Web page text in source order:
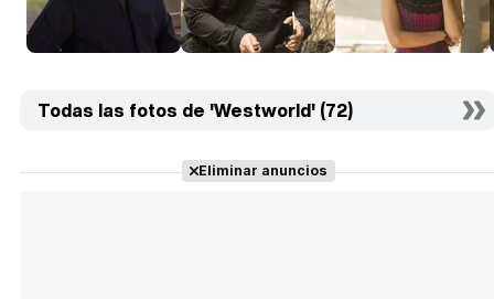
Todas las fotos de 'Westworld' (72)
Eliminar anuncios